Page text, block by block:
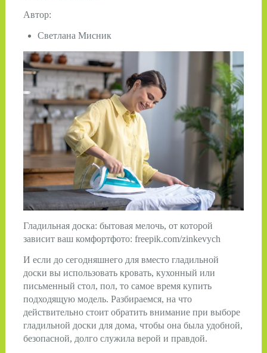
Автор:
Светлана Мисник
Гладильная доска: бытовая мелочь, от которой
зависит ваш комфортфото: freepik.com/zinkevych
И если до сегодняшнего для вместо гладильной
доски вы использовать кровать, кухонный или
письменный стол, пол, то самое время купить
подходящую модель. Разбираемся, на что
действительно стоит обратить внимание при выборе
гладильной доски для дома, чтобы она была удобной,
безопасной, долго служила верой и правдой.